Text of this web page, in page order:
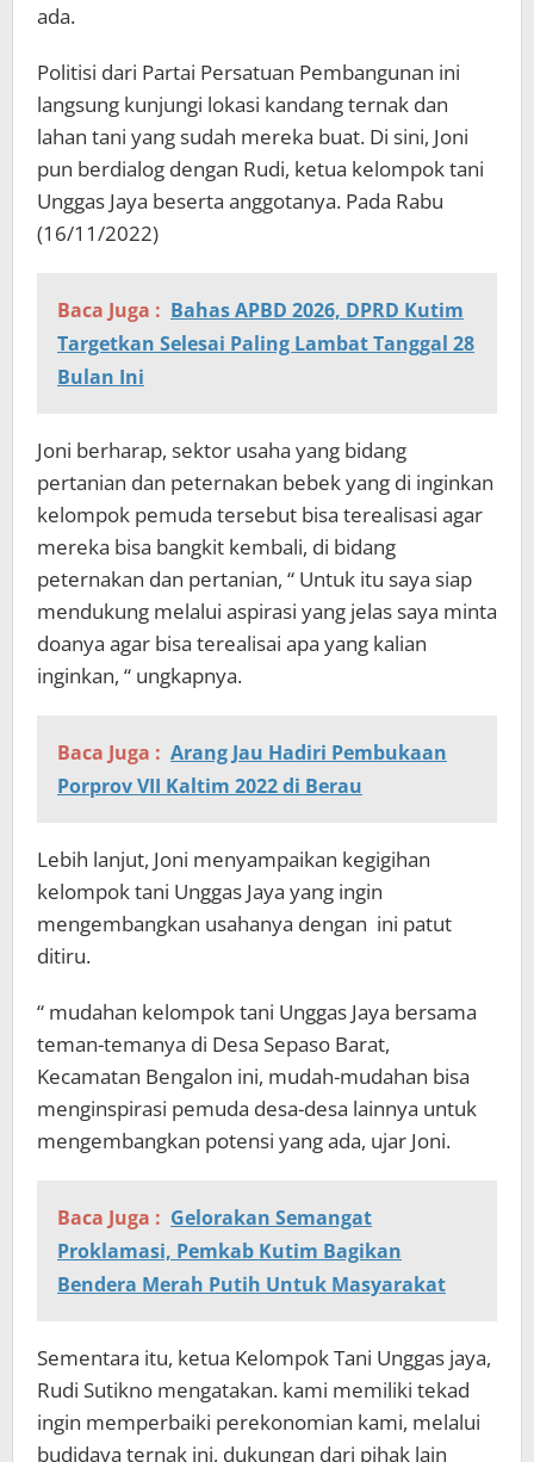
ada.
Politisi dari Partai Persatuan Pembangunan ini
langsung kunjungi lokasi kandang ternak dan
lahan tani yang sudah mereka buat. Di sini, Joni
pun berdialog dengan Rudi, ketua kelompok tani
Unggas Jaya beserta anggotanya. Pada Rabu
(16/11/2022)
Baca Juga : Bahas APBD 2026, DPRD Kutim
Targetkan Selesai Paling Lambat Tanggal 28
Bulan Ini
Joni berharap, sektor usaha yang bidang
pertanian dan peternakan bebek yang di inginkan
kelompok pemuda tersebut bisa terealisasi agar
mereka bisa bangkit kembali, di bidang
peternakan dan pertanian, “ Untuk itu saya siap
mendukung melalui aspirasi yang jelas saya minta
doanya agar bisa terealisai apa yang kalian
inginkan, “ ungkapnya.
Baca Juga : Arang Jau Hadiri Pembukaan
Porprov VII Kaltim 2022 di Berau
Lebih lanjut, Joni menyampaikan kegigihan
kelompok tani Unggas Jaya yang ingin
mengembangkan usahanya dengan ini patut
ditiru.
“ mudahan kelompok tani Unggas Jaya bersama
teman-temanya di Desa Sepaso Barat,
Kecamatan Bengalon ini, mudah-mudahan bisa
menginspirasi pemuda desa-desa lainnya untuk
mengembangkan potensi yang ada, ujar Joni.
Baca Juga : Gelorakan Semangat
Proklamasi, Pemkab Kutim Bagikan
Bendera Merah Putih Untuk Masyarakat
Sementara itu, ketua Kelompok Tani Unggas jaya,
Rudi Sutikno mengatakan. kami memiliki tekad
ingin memperbaiki perekonomian kami, melalui
budidaya ternak ini, dukungan dari pihak lain